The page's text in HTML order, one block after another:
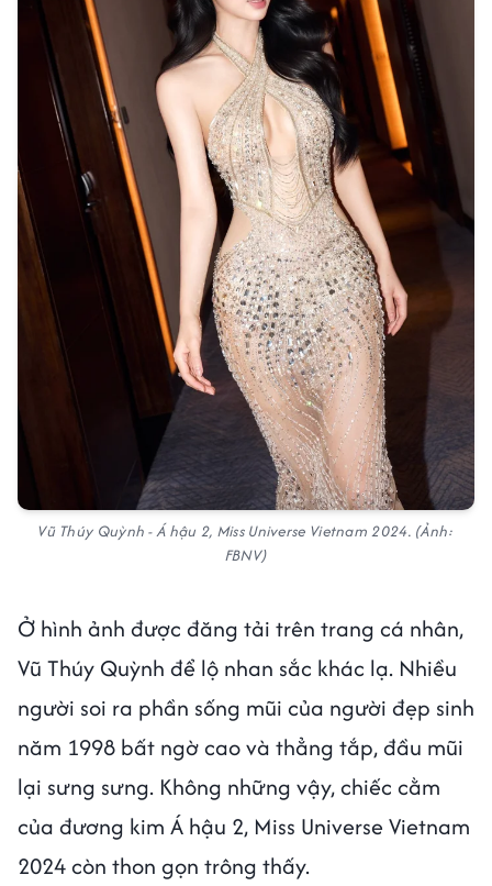
Vũ Thúy Quỳnh - Á hậu 2, Miss Universe Vietnam 2024. (Ảnh:
FBNV)
Ở hình ảnh được đăng tải trên trang cá nhân,
Vũ Thúy Quỳnh để lộ nhan sắc khác lạ. Nhiều
người soi ra phần sống mũi của người đẹp sinh
năm 1998 bất ngờ cao và thẳng tắp, đầu mũi
lại sưng sưng. Không những vậy, chiếc cằm
của đương kim Á hậu 2, Miss Universe Vietnam
2024 còn thon gọn trông thấy.